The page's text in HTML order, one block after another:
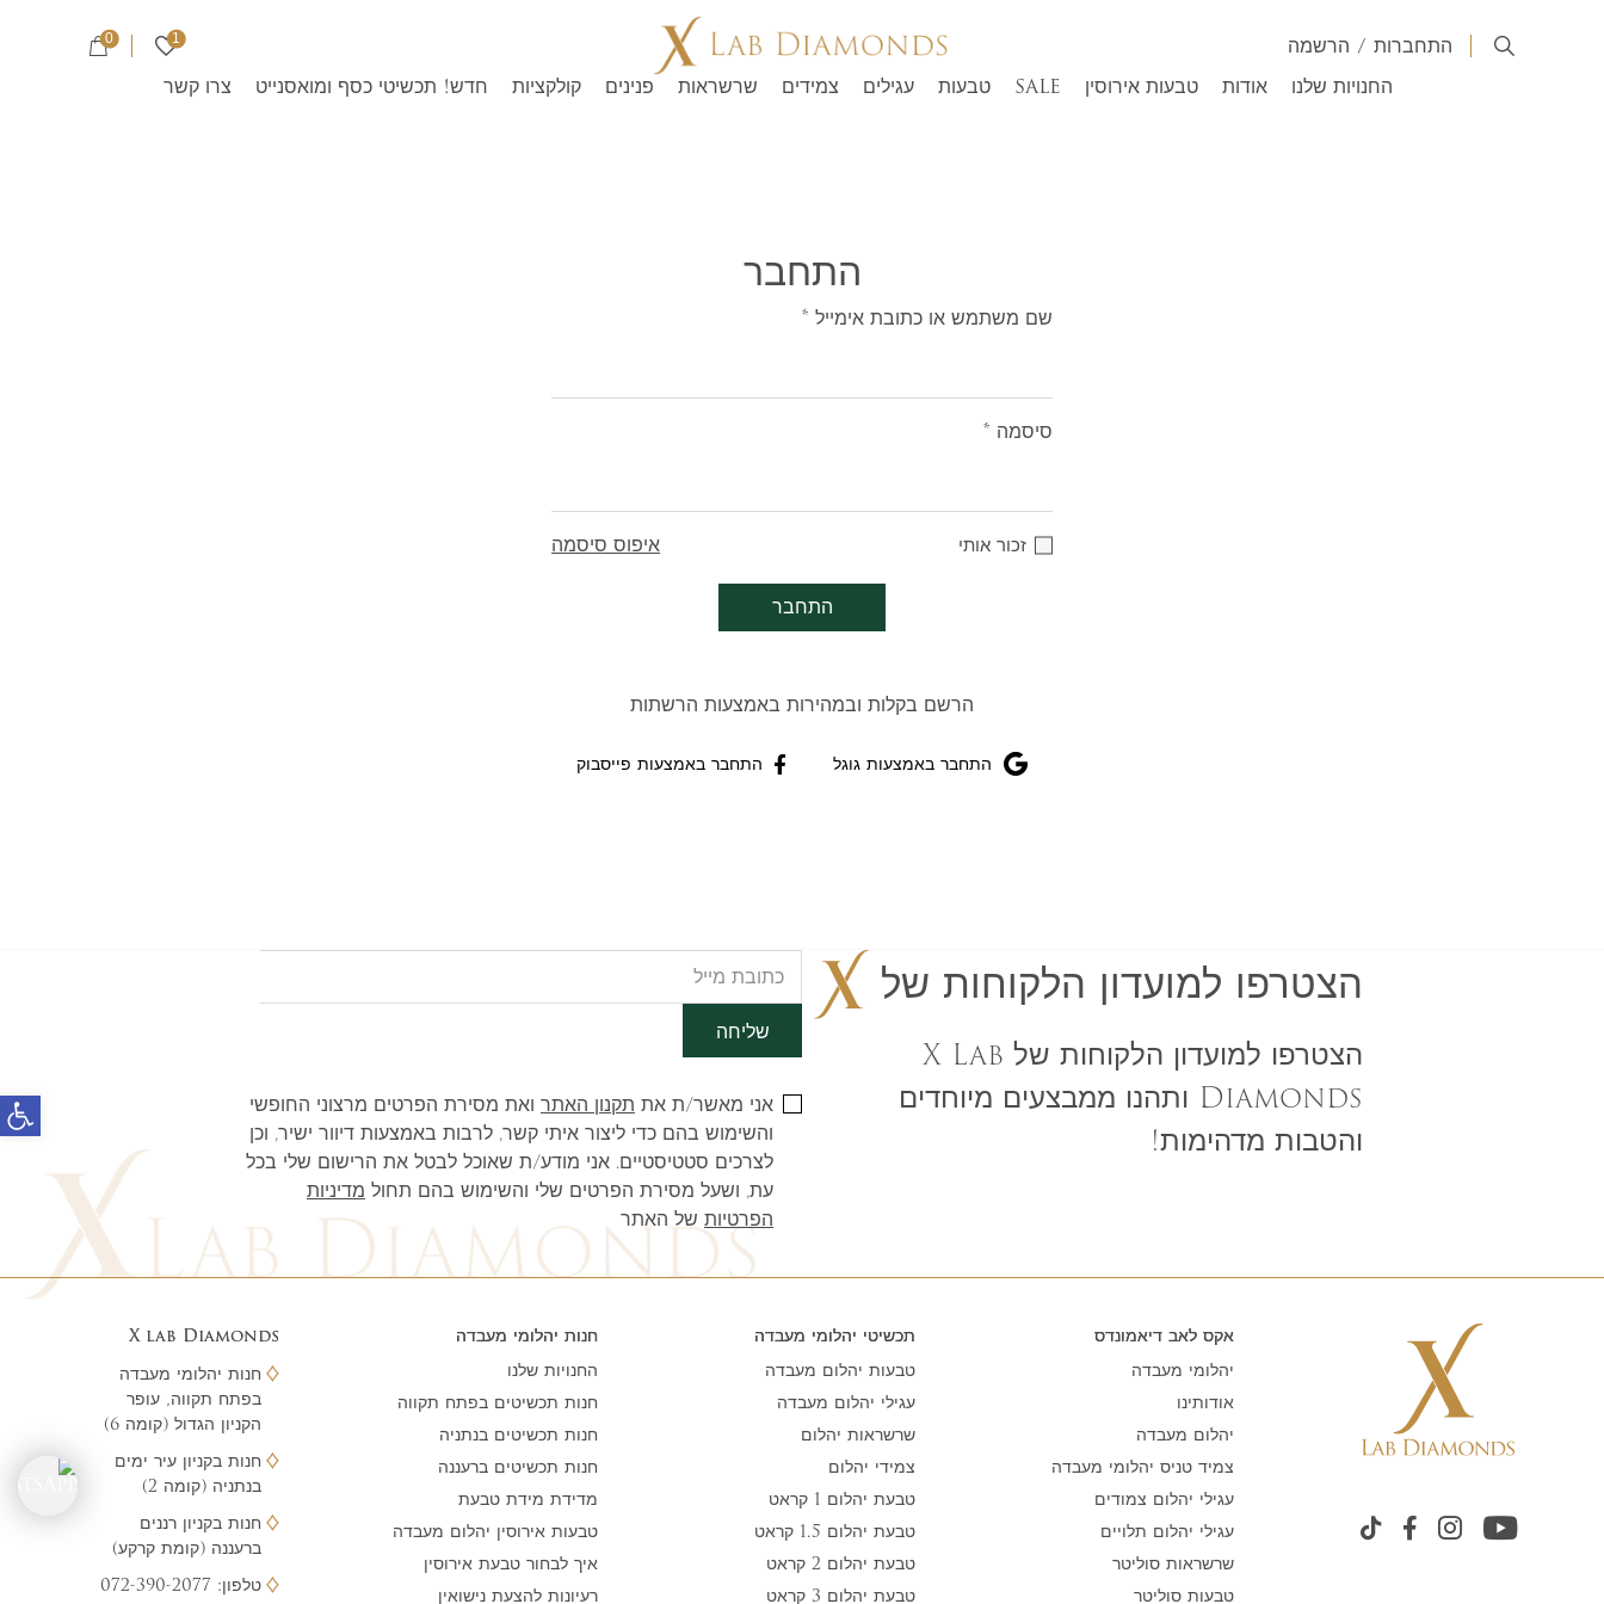
התחברות / הרשמה 1
0
החנויות שלנו אודות טבעות אירוסין SALE טבעות עגילים צמידים שרשראות פנינים קולקציות חדש! תכשיטי כסף ומואסנייט צרו קשר
התחבר
שם משתמש או כתובת אימייל *
סיסמה *
זכור אותי איפוס סיסמה
התחבר
הרשם בקלות ובמהירות באמצעות הרשתות
התחבר באמצעות פייסבוק התחבר באמצעות גוגל
הצטרפו למועדון הלקוחות של
הצטרפו למועדון הלקוחות של X Lab
Diamonds ותהנו ממבצעים מיוחדים
והטבות מדהימות!
שליחה
אני מאשר/ת את תקנון האתר ואת מסירת הפרטים מרצוני החופשי
והשימוש בהם כדי ליצור איתי קשר, לרבות באמצעות דיוור ישיר, וכן
לצרכים סטטיסטיים. אני מודע/ת שאוכל לבטל את הרישום שלי בכל
עת, ושעל מסירת הפרטים שלי והשימוש בהם תחול מדיניות
הפרטיות של האתר
אקס לאב דיאמונדס
יהלומי מעבדה
אודותינו
יהלום מעבדה
צמיד טניס יהלומי מעבדה
עגילי יהלום צמודים
עגילי יהלום תלויים
שרשראות סוליטר
טבעות סוליטר
תכשיטי יהלומי מעבדה
טבעות יהלום מעבדה
עגילי יהלום מעבדה
שרשראות יהלום
צמידי יהלום
טבעת יהלום 1 קראט
טבעת יהלום 1.5 קראט
טבעת יהלום 2 קראט
טבעת יהלום 3 קראט
חנות יהלומי מעבדה
החנויות שלנו
חנות תכשיטים בפתח תקווה
חנות תכשיטים בנתניה
חנות תכשיטים ברעננה
מדידת מידת טבעת
טבעות אירוסין יהלום מעבדה
איך לבחור טבעת אירוסין
רעיונות להצעת נישואין
X lab Diamonds
חנות יהלומי מעבדה
בפתח תקווה, עופר
הקניון הגדול (קומה 6)
חנות בקניון עיר ימים
בנתניה (קומה 2)
חנות בקניון רננים
ברעננה (קומת קרקע)
טלפון: 072-390-2077